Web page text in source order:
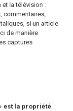
et la télévision :
commentaires,
si un article
de manière
captures
est la propriété